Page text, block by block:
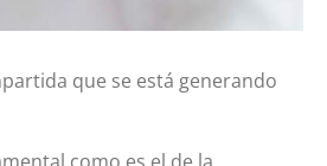
que se está generando
como es el de la